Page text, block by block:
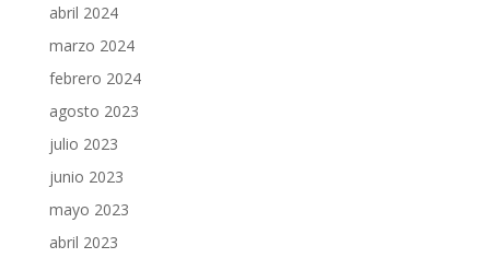
abril 2024
marzo 2024
febrero 2024
agosto 2023
julio 2023
junio 2023
mayo 2023
abril 2023